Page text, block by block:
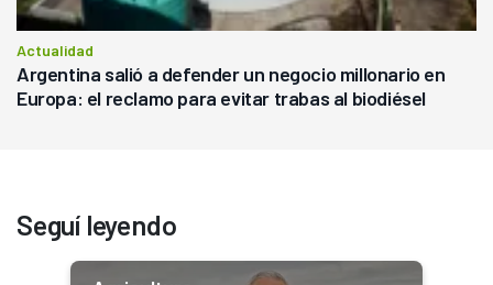
Actualidad
Argentina salió a defender un negocio millonario en
Europa: el reclamo para evitar trabas al biodiésel
Seguí leyendo